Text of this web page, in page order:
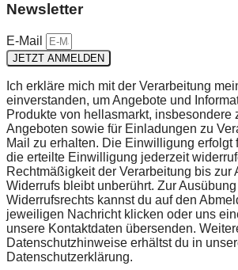
Newsletter
E-Mail
JETZT ANMELDEN
Ich erkläre mich mit der Verarbeitung
einverstanden, um Angebote und
Produkte von hellasmarkt, insbesondere
Angeboten sowie für Einladungen zu
Mail zu erhalten. Die Einwilligung erfolgt
die erteilte Einwilligung jederzeit
Rechtmäßigkeit der Verarbeitung bis zur
Widerrufs bleibt unberührt. Zur
Widerrufsrechts kannst du auf den
jeweiligen Nachricht klicken oder uns
unsere Kontaktdaten übersenden.
Datenschutzhinweise erhältst du in
Datenschutzerklärung.